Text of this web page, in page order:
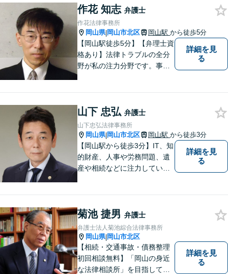
も「近い」法律事務所となれ
るよう職員一同頑張っていま
す。 お気軽にお問い合わせく
ださい。
作花 知志 弁護士
作花法律事務所
岡山県|岡山市北区 岡山駅 から徒歩5分
【岡山駅徒歩5分】【弁理士資
格あり】法律トラブルの全分
野が私の注力分野です。事務
ラス対応】【後払い対応】
【日弁連国際人権問題委員会
所属】お困りの方は、お気軽
にご相談下さい。
詳細を見
る
山下 忠弘 弁護士
山下忠弘法律事務所
岡山県|岡山市北区 岡山駅 から徒歩3分
【岡山駅から徒歩3分】IT、知
的財産、人事や労務問題、遺
産や相続などに注力していま
相談ください。依頼者さまの
サポートができるよう努めて
まいります。
詳細を見
る
菊池 捷男 弁護士
弁護士法人菊池綜合法律事務所
岡山県|岡山市北区
【相続・交通事故・債務整理
初回相談無料】「岡山の身近
な法律相談所」を目指してい
詳細を見
る